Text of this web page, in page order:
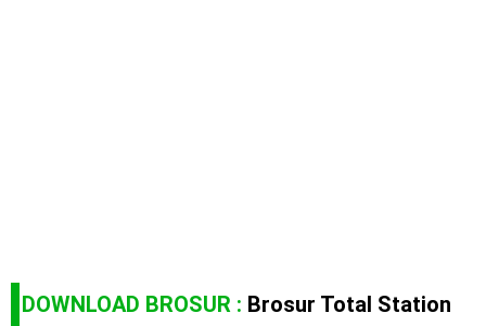
DOWNLOAD BROSUR : Brosur Total Station